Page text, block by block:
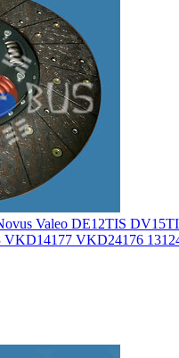
Valeo DE12TIS
VKD24176